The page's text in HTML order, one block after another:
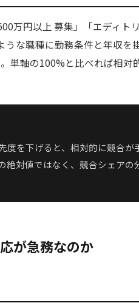
万円以上 募集」「エディト
うな職種に勤務条件と年収を
単軸の100%と比べれば相対
度を下げると、相対的に競合が
絶対値ではなく、競合シェアの
が急務なのか